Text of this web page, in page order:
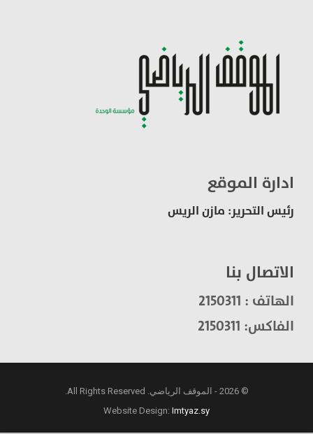
ادارة الموقع
رئيس التحرير: مازن الريس
الاتصال بنا
الهاتف : 2150311
الفاكس: 2150311
© 2026 - الموقف الرياضي. All Rights Reserved.
Website Design:Imtyaz.sy